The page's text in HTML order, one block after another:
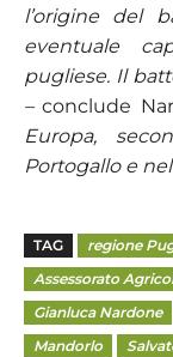
l’origine del
eventuale
pugliese. Il
–conclude
Europa,
Portogallo e
TAG regione
Assessorato
Gianluca Nardone
Mandorlo